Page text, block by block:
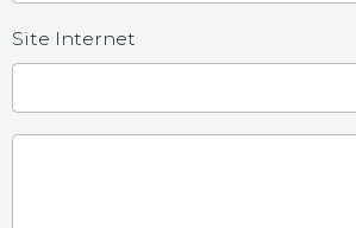
Site Internet